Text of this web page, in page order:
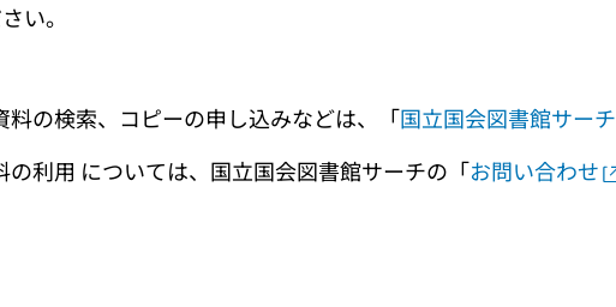
い。
の検索、コピーの申し込みなどは、「国立国会図書館サーチ
利用 については、国立国会図書館サーチの「お問い合わせ